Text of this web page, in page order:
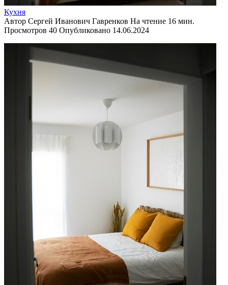
Кухня
Автор Сергей Иванович Гавренков На чтение 16 мин.
Просмотров 40 Опубликовано 14.06.2024